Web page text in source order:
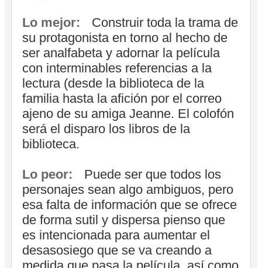
Lo mejor:
Construir toda la trama de
su protagonista en torno al hecho de
ser analfabeta y adornar la película
con interminables referencias a la
lectura (desde la biblioteca de la
familia hasta la afición por el correo
ajeno de su amiga Jeanne. El colofón
será el disparo los libros de la
biblioteca.
Lo peor:
Puede ser que todos los
personajes sean algo ambiguos, pero
esa falta de información que se ofrece
de forma sutil y dispersa pienso que
es intencionada para aumentar el
desasosiego que se va creando a